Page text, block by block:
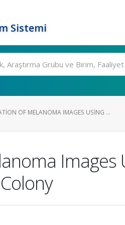
Sistemi
OF MELANOMA IMAGES USING ...